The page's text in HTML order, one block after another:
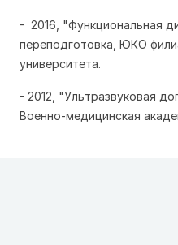
- 2016, "Функциональная
переподготовка, ЮКО
университета.
- 2012, "Ультразвуковая
Военно-медицинская